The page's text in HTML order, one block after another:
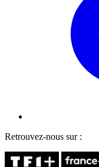
Retrouvez-nous sur :